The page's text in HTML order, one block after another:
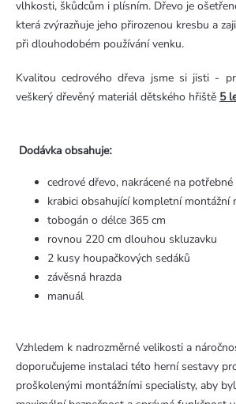
vlhkosti, škůdcům i plísním. Dřevo je
která zvýrazňuje jeho přirozenou kresbu a
při dlouhodobém používání venku.
Kvalitou cedrového dřeva jsme si jisti -
veškerý dřevěný materiál dětského hřiště 5
Dodávka obsahuje:
cedrové dřevo, nakrácené na
krabici obsahující kompletní montážní
tobogán o délce 365 cm
rovnou 220 cm dlouhou skluzavku
2 kusy houpačkových sedáků
závěsná hrazda
manuál
Vzhledem k nadrozměrné velikosti a
doporučujeme instalaci této herní sestavy
proškolenými montážními specialisty, aby